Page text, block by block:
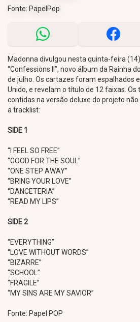
Fonte: PapelPop
Madonna divulgou nesta quinta-feira
“Confessions II”, novo álbum da Rainha
de julho. Os cartazes foram espalhados
Unido, e revelam o título de 12 faixas. Os
contidas na versão deluxe do projeto
a tracklist:
SIDE 1
“I FEEL SO FREE”
“GOOD FOR THE SOUL”
“ONE STEP AWAY”
“BRING YOUR LOVE”
“DANCETERIA”
“READ MY LIPS”
SIDE 2
“EVERYTHING”
“LOVE WITHOUT WORDS”
“BIZARRE”
“SCHOOL”
“FRAGILE”
“MY SINS ARE MY SAVIOR”
Fonte: Papel POP